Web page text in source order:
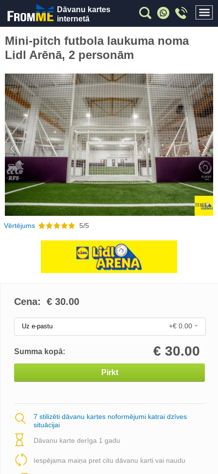
Dāvanu kartes
internetā
Mini-pitch futbola laukuma noma
Lidl Arēnā, 2 personām
Previous
Vērtējums 5/5
Cena: € 30.00
Uz e-pastu +€ 0.00
Summa kopā: € 30.00
Pirkt
7 stilizēti dāvanu kartes noformējumi katrai dzīves
situācijai
Dāvanu karte derīga 1 gadu
Iespējama maiņa pret citu dāvanu karti vai naudu